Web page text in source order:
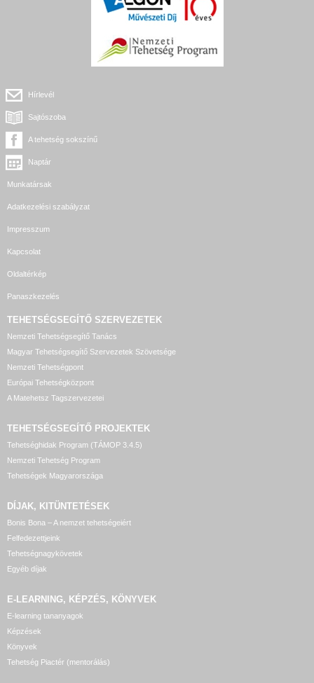
Hírlevél
Sajtószoba
A tehetség sokszínű
Naptár
Munkatársak
Adatkezelési szabályzat
Impresszum
Kapcsolat
Oldaltérkép
Panaszkezelés
TEHETSÉGSEGÍTŐ SZERVEZETEK
Nemzeti Tehetségsegítő Tanács
Magyar Tehetségsegítő Szervezetek Szövetsége
Nemzeti Tehetségpont
Európai Tehetségközpont
A Matehetsz Tagszervezetei
TEHETSÉGSEGÍTŐ PROJEKTEK
Tehetséghidak Program (TÁMOP 3.4.5)
Nemzeti Tehetség Program
Tehetségek Magyarországa
DÍJAK, KITÜNTETÉSEK
Bonis Bona – A nemzet tehetségeiért
Felfedezettjeink
Tehetségnagykövetek
Egyéb díjak
E-LEARNING, KÉPZÉS, KÖNYVEK
E-learning tananyagok
Képzések
Könyvek
Tehetség Piactér (mentorálás)